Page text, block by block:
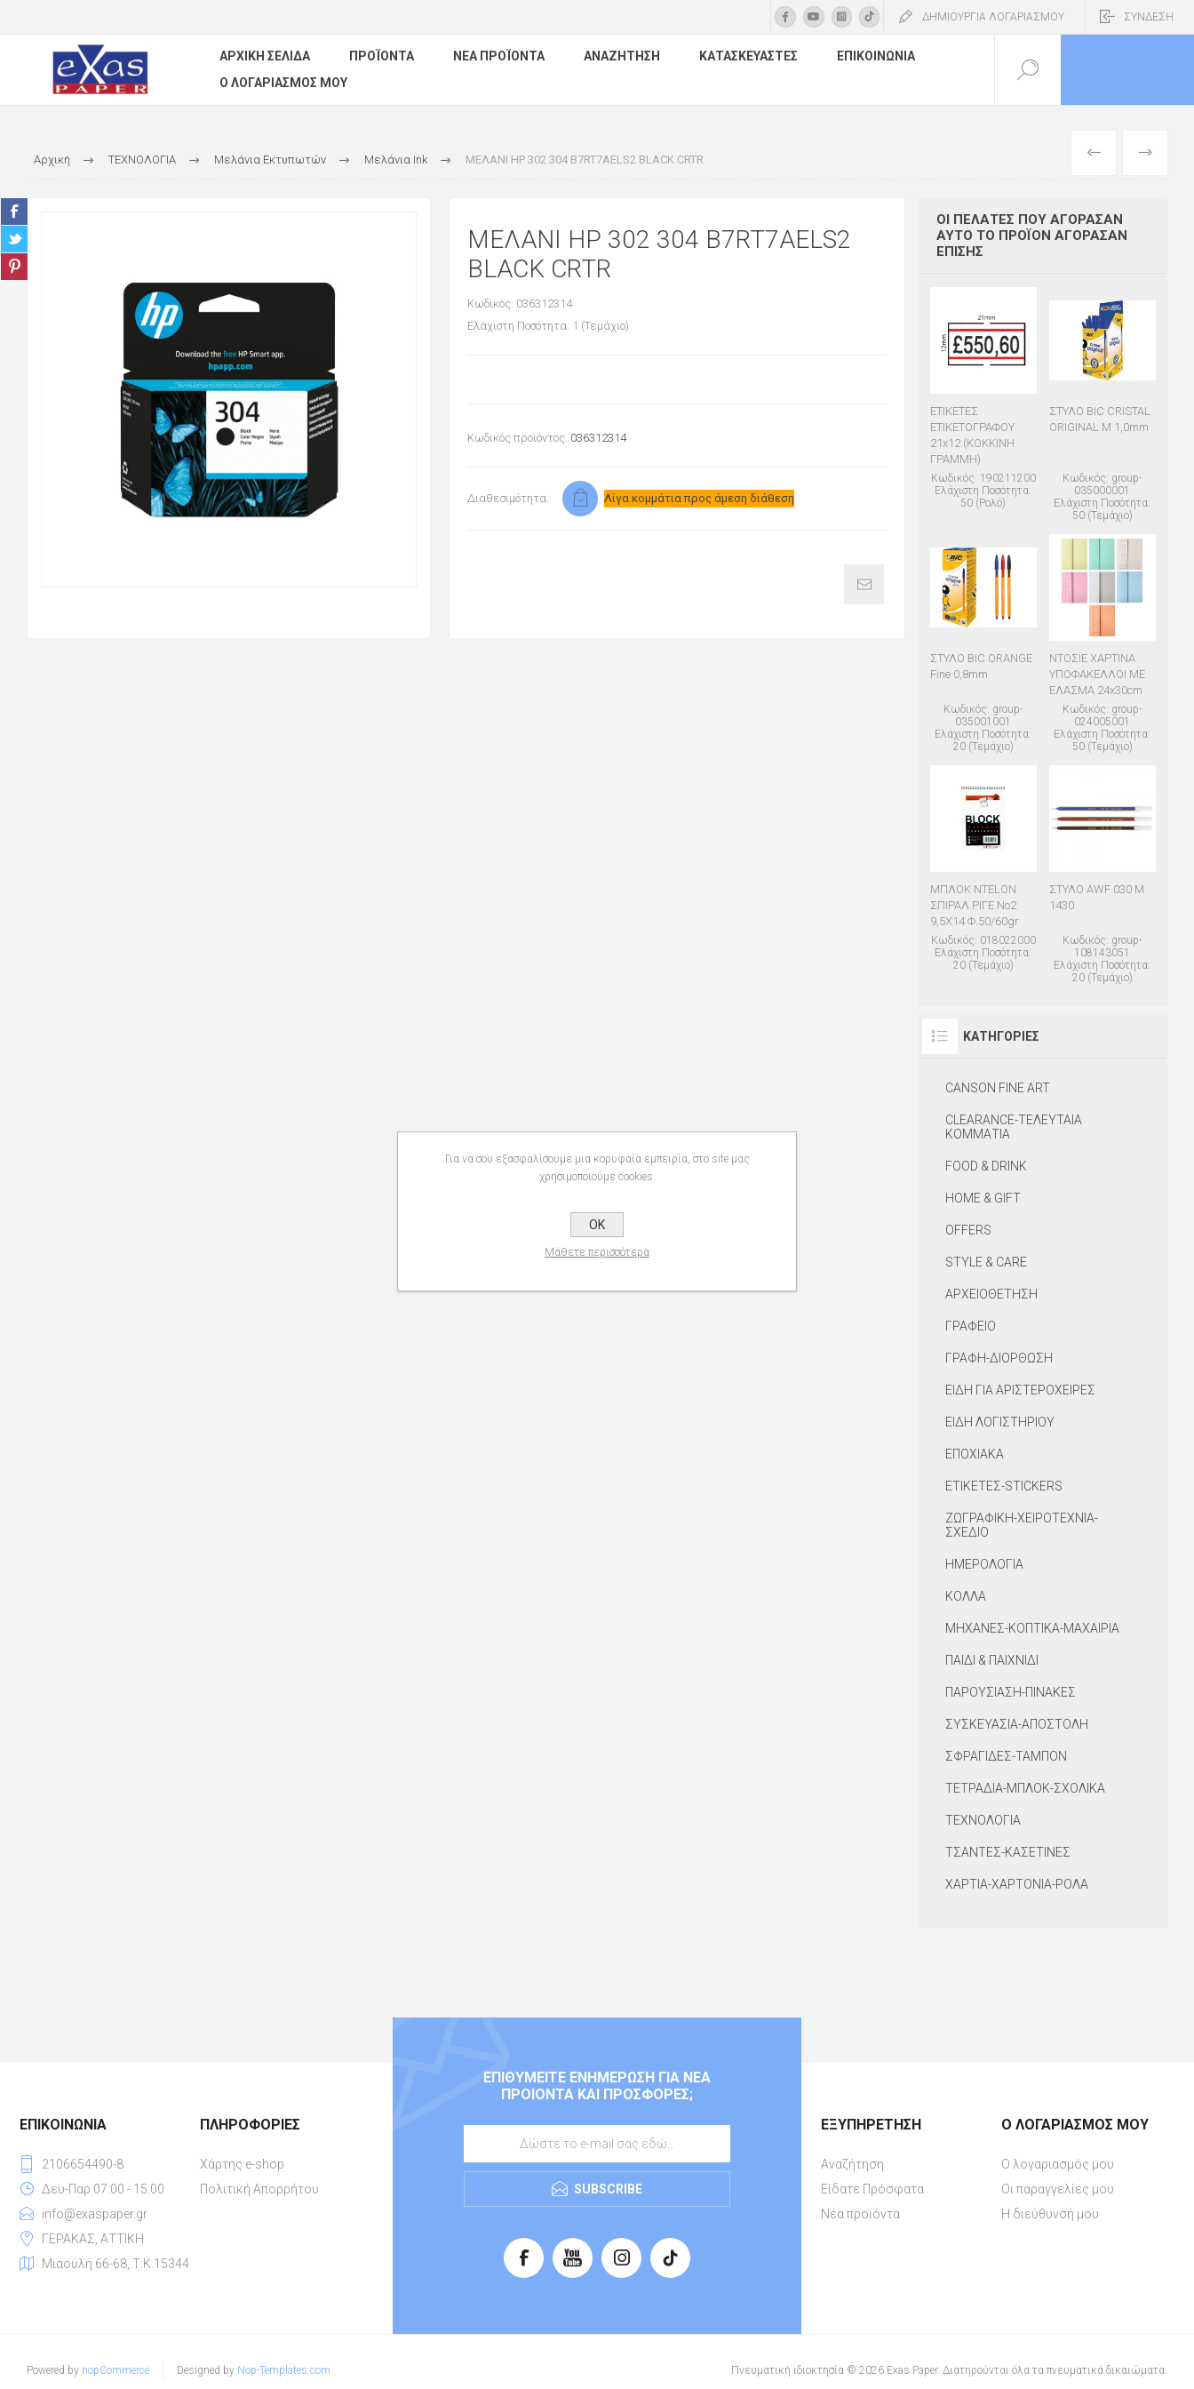
ΔΗΜΙΟΥΡΓΙΑ ΛΟΓΑΡΙΑΣΜΟΥ ΣΥΝΔΕΣΗ
ΑΡΧΙΚΉ ΣΕΛΊΔΑ ΠΡΟΪΌΝΤΑ ΝΈΑ ΠΡΟΪΌΝΤΑ ΑΝΑΖΉΤΗΣΗ ΚΑΤΑΣΚΕΥΑΣΤΈΣ
ΕΠΙΚΟΙΝΩΝΊΑ
Ο ΛΟΓΑΡΙΑΣΜΌΣ ΜΟΥ
Αρχική ΤΕΧΝΟΛΟΓΙΑ Μελάνια Εκτυπωτών Μελάνια Ink ΜΕΛΑΝΙ HP 302 304 B7RT7AELS2 BLACK CRTR ΕΠΌΜΕΝΟ
ΜΕΛΑΝΙ HP 302 304 B7RT7AELS2
BLACK CRTR
Κωδικός: 036312314
Ελάχιστη Ποσότητα: 1 (Τεμάχιο)
Κωδικός προϊόντος: 036312314
Διαθεσιμότητα: Λίγα κομμάτια προς άμεση διάθεση
ΟΙ ΠΕΛΆΤΕΣ ΠΟΥ ΑΓΌΡΑΣΑΝ
ΑΥΤΌ ΤΟ ΠΡΟΪΌΝ ΑΓΌΡΑΣΑΝ
ΕΠΊΣΗΣ
ΕΤΙΚΕΤΕΣ
ΕΤΙΚΕΤΟΓΡΑΦΟΥ
21x12 (ΚΟΚΚΙΝΗ
ΓΡΑΜΜΗ)
Κωδικός: 190211200
Ελάχιστη Ποσότητα:
50 (Ρολό)
ΣΤΥΛΟ BIC CRISTAL
ORIGINAL M 1,0mm
Κωδικός: group-
035000001
Ελάχιστη Ποσότητα:
50 (Τεμάχιο)
ΣΤΥΛΟ BIC ORANGE
Fine 0,8mm
Κωδικός: group-
035001001
Ελάχιστη Ποσότητα:
20 (Τεμάχιο)
ΝΤΟΣΙΕ ΧΑΡΤΙΝΑ
ΥΠΟΦΑΚΕΛΛΟΙ ΜΕ
ΕΛΑΣΜΑ 24x30cm
Κωδικός: group-
024005001
Ελάχιστη Ποσότητα:
50 (Τεμάχιο)
ΜΠΛΟΚ NTELON
ΣΠΙΡΑΛ ΡΙΓΕ Νο2
9,5Χ14 Φ.50/60gr
Κωδικός: 018022000
Ελάχιστη Ποσότητα:
20 (Τεμάχιο)
ΣΤΥΛΟ AWF 030 M
1430
Κωδικός: group-
108143051
Ελάχιστη Ποσότητα:
20 (Τεμάχιο)
ΚΑΤΗΓΟΡΊΕΣ
CANSON FINE ART
CLEARANCE-ΤΕΛΕΥΤΑΙΑ
ΚΟΜΜΑΤΙΑ
FOOD & DRINK
HOME & GIFT
OFFERS
STYLE & CARE
ΑΡΧΕΙΟΘΕΤΗΣΗ
ΓΡΑΦΕΙΟ
ΓΡΑΦΗ-ΔΙΟΡΘΩΣΗ
ΕΙΔΗ ΓΙΑ ΑΡΙΣΤΕΡΟΧΕΙΡΕΣ
ΕΙΔΗ ΛΟΓΙΣΤΗΡΙΟΥ
ΕΠΟΧΙΑΚΑ
ΕΤΙΚΕΤΕΣ-STICKERS
ΖΩΓΡΑΦΙΚΗ-ΧΕΙΡΟΤΕΧΝΙΑ-
ΣΧΕΔΙΟ
ΗΜΕΡΟΛΟΓΙΑ
ΚΟΛΛΑ
ΜΗΧΑΝΕΣ-ΚΟΠΤΙΚΑ-ΜΑΧΑΙΡΙΑ
ΠΑΙΔΙ & ΠΑΙΧΝΙΔΙ
ΠΑΡΟΥΣΙΑΣΗ-ΠΙΝΑΚΕΣ
ΣΥΣΚΕΥΑΣΙΑ-ΑΠΟΣΤΟΛΗ
ΣΦΡΑΓΙΔΕΣ-ΤΑΜΠΟΝ
ΤΕΤΡΑΔΙΑ-ΜΠΛΟΚ-ΣΧΟΛΙΚΑ
ΤΕΧΝΟΛΟΓΙΑ
ΤΣΑΝΤΕΣ-ΚΑΣΕΤΙΝΕΣ
ΧΑΡΤΙΑ-ΧΑΡΤΟΝΙΑ-ΡΟΛΑ
ΕΠΙΘΥΜΕΊΤΕ ΕΝΗΜΈΡΩΣΗ ΓΙΑ ΝΈΑ
ΠΡΟΙΌΝΤΑ ΚΑΙ ΠΡΟΣΦΟΡΈΣ;
SUBSCRIBE
ΕΠΙΚΟΙΝΩΝΊΑ
2106654490-8
Δευ-Παρ 07:00 - 15:00
info@exaspaper.gr
ΓΕΡΑΚΑΣ, ΑΤΤΙΚΗ
Μιαούλη 66-68, Τ.Κ.15344
ΠΛΗΡΟΦΟΡΊΕΣ
Χάρτης e-shop
Πολιτική Απορρήτου
ΕΞΥΠΗΡΈΤΗΣΗ
Αναζήτηση
Είδατε Πρόσφατα
Νέα προϊόντα
Ο ΛΟΓΑΡΙΑΣΜΌΣ ΜΟΥ
Ο λογαριασμός μου
Οι παραγγελίες μου
Η διεύθυνσή μου
Powered by nopCommerce Designed by Nop-Templates.com Πνευματική ιδιοκτησία © 2026 Exas Paper. Διατηρούνται όλα τα πνευματικά δικαιώματα.
Για να σου εξασφαλίσουμε μια κορυφαία εμπειρία, στο site μας
χρησιμοποιούμε cookies.
OK
Μάθετε περισσότερα